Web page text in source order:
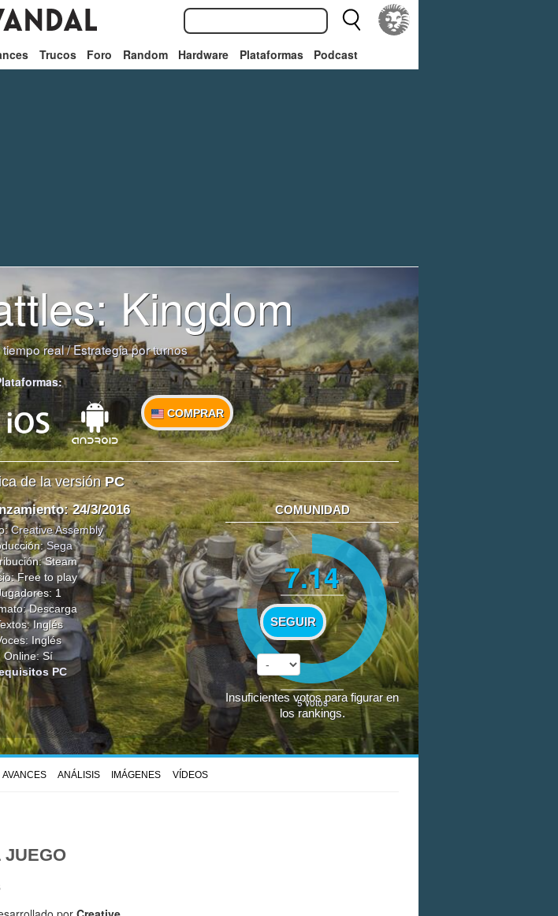
Trucos Foro Random Hardware Plataformas Podcast
Kingdom
real/Estrategia por turnos
COMPRAR
de la versiónPC
24/3/2016
Creative Assembly
Sega
Steam
Free to play
1
Descarga
Inglés
Inglés
Online: Sí
PC
COMUNIDAD
7.14
SEGUIR
5votos
Insuficientes votos para figurar en
los rankings.
AVANCES ANÁLISIS IMÁGENES VÍDEOS
JUEGO